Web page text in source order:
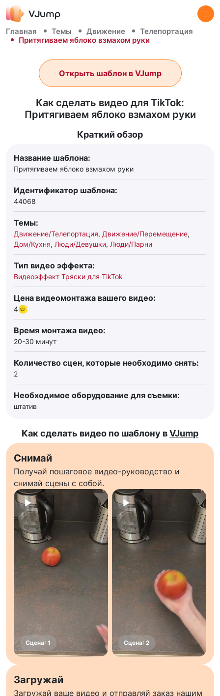
Главная Темы Движение
Телепортация
Притягиваем яблоко взмахом руки
Как сделать видео для TikTok:
Притягиваем яблоко взмахом руки
Открыть шаблон в VJump
Краткий обзор
Название шаблона:
Притягиваем яблоко взмахом руки
Идентификатор шаблона:
44068
Темы:
Движение/Телепортация, Движение/Перемещение,
Дом/Кухня, Люди/Девушки, Люди/Парни
Тип видео эффекта:
Видеоэффект Тряски для TikTok
Цена видеомонтажа вашего видео:
4
Время монтажа видео:
20-30 минут
Количество сцен, которые необходимо снять:
2
Необходимое оборудование для съемки:
штатив
Как сделать видео по шаблону вVJump
Снимай
Получай пошаговое видео-руководство и
снимай сцены с собой.
Загружай
Загружай ваше видео и отправляй заказ нашим